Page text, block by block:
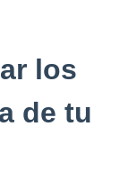
los
de tu